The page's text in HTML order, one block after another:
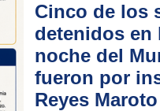
Cinco de los
detenidos en
noche del
fueron por
Reyes Maroto